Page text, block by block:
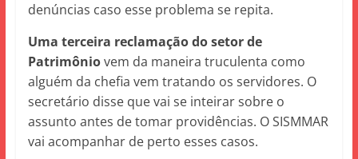
denúncias caso esse problema se repita.
Uma terceira reclamação do setor de
Patrimôniovem da maneira truculenta como
alguém da chefia vem tratando os servidores. O
secretário disse que vai se inteirar sobre o
assunto antes de tomar providências. O SISMMAR
vai acompanhar de perto esses casos.